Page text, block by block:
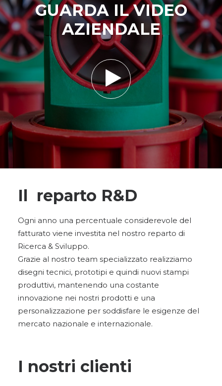
GUARDA IL VIDEO
AZIENDALE
Il reparto R&D
Ogni anno una percentuale considerevole del
fatturato viene investita nel nostro reparto di
Ricerca & Sviluppo.
Grazie al nostro team specializzato realizziamo
disegni tecnici, prototipi e quindi nuovi stampi
produttivi, mantenendo una costante
innovazione nei nostri prodotti e una
personalizzazione per soddisfare le esigenze del
mercato nazionale e internazionale.
I nostri clienti